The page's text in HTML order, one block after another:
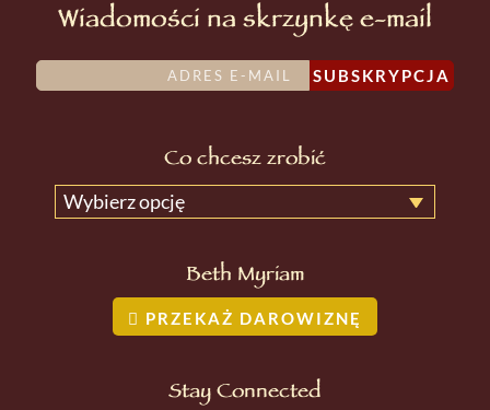
Wiadomości na skrzynkę e-mail
SUBSKRYPCJA
Co chcesz zrobić
Wybierz opcję
Beth Myriam
PRZEKAŻ DAROWIZNĘ
Stay Connected